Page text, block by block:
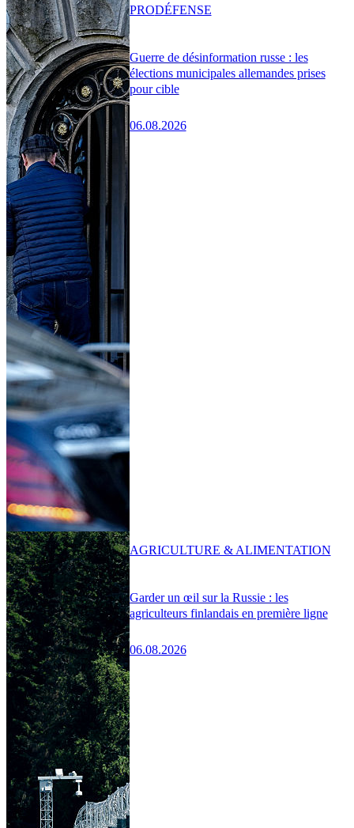
Guerre de désinformation russe : les
élections municipales allemandes prises
pour cible
06.08.2026
PRODÉFENSE
Garder un œil sur la Russie : les
agriculteurs finlandais en première ligne
06.08.2026
AGRICULTURE & ALIMENTATION